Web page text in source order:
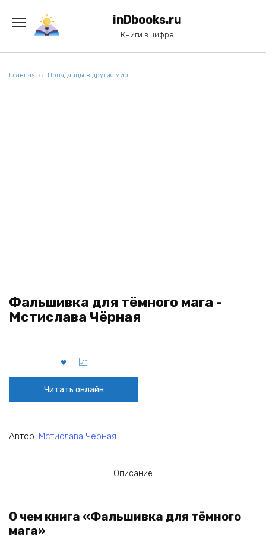
содержанию
inDbooks.ru
Книги в цифре
Главная Попаданцы в другие миры
Фальшивка для тёмного мага -
Мстислава Чёрная
Читать онлайн
Автор: Мстислава Чёрная
Описание
О чем книга «Фальшивка для тёмного
мага»